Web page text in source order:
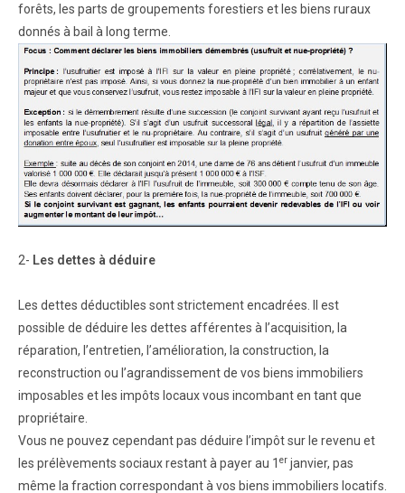
forêts, les parts de groupements forestiers et les biens ruraux
donnés à bail à long terme.
2- Les dettes à déduire
Les dettes déductibles sont strictement encadrées. Il est
possible de déduire les dettes afférentes à l’acquisition, la
réparation, l’entretien, l’amélioration, la construction, la
reconstruction ou l’agrandissement de vos biens immobiliers
imposables et les impôts locaux vous incombant en tant que
propriétaire.
Vous ne pouvez cependant pas déduire l’impôt sur le revenu et
les prélèvements sociaux restant à payer au 1 er janvier, pas
même la fraction correspondant à vos biens immobiliers locatifs.